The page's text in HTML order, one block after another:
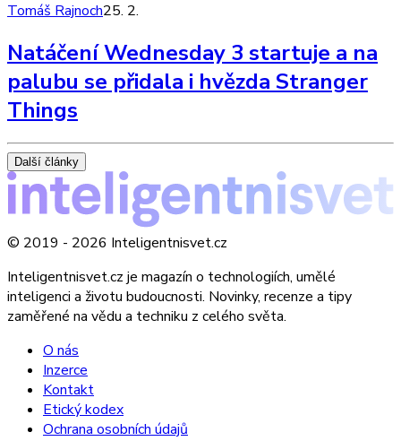
Tomáš Rajnoch25. 2.
Natáčení Wednesday 3 startuje a na
palubu se přidala i hvězda Stranger
Things
Další články
© 2019 - 2026 Inteligentnisvet.cz
Inteligentnisvet.cz je magazín o technologiích, umělé
inteligenci a životu budoucnosti. Novinky, recenze a tipy
zaměřené na vědu a techniku z celého světa.
O nás
Inzerce
Kontakt
Etický kodex
Ochrana osobních údajů